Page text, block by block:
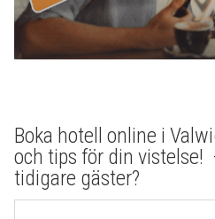
Boka hotell online i
och tips för din
tidigare gäster?